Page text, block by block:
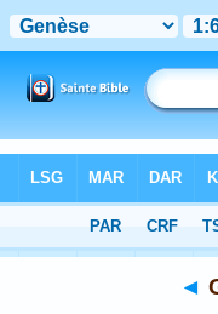
Chapitre 1> Verset 6
◄